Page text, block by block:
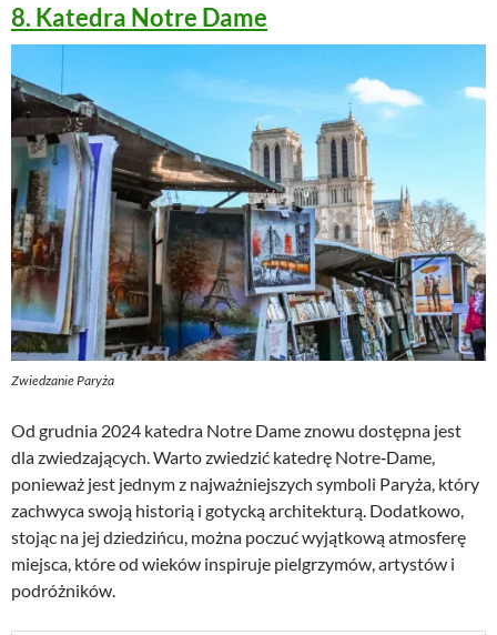
8. Katedra Notre Dame
Zwiedzanie Paryża
Od grudnia 2024 katedra Notre Dame znowu dostępna jest
dla zwiedzających. Warto zwiedzić katedrę Notre‑Dame,
ponieważ jest jednym z najważniejszych symboli Paryża, który
zachwyca swoją historią i gotycką architekturą. Dodatkowo,
stojąc na jej dziedzińcu, można poczuć wyjątkową atmosferę
miejsca, które od wieków inspiruje pielgrzymów, artystów i
podróżników.